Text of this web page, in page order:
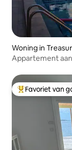
Woning in
Appartement
Topfavoriet van
Favoriet van